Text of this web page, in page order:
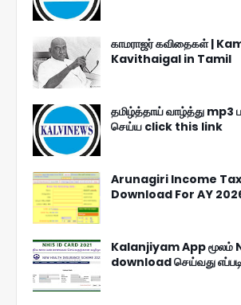
காமராஜர் கவிதைகள் |
Kavithaigal in Tamil
தமிழ்த்தாய் வாழ்த்து mp3
செய்ய click this link
Arunagiri Income
Download For AY
Kalanjiyam App மூலம்
download செய்வது